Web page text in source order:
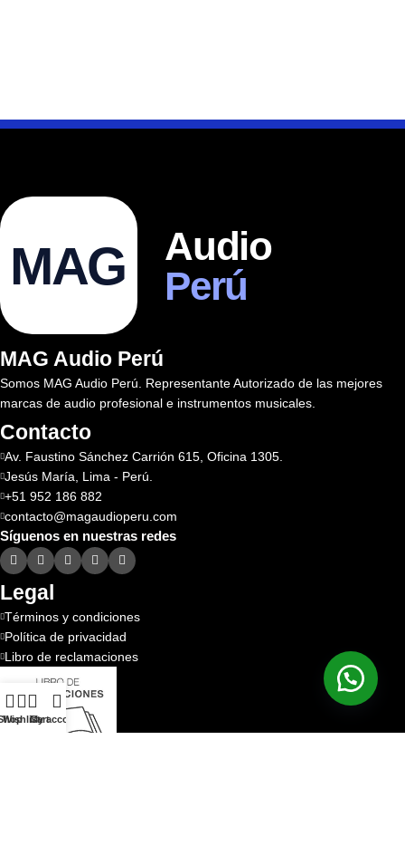
MAG
Audio
Perú
MAG Audio Perú
Somos MAG Audio Perú. Representante Autorizado de las mejores
marcas de audio profesional e instrumentos musicales.
Contacto
Av. Faustino Sánchez Carrión 615, Oficina 1305.
Jesús María, Lima - Perú.
+51 952 186 882
contacto@magaudioperu.com
Síguenos en nuestras redes
Legal
Términos y condiciones
Política de privacidad
Libro de reclamaciones
WishlistCart
My account